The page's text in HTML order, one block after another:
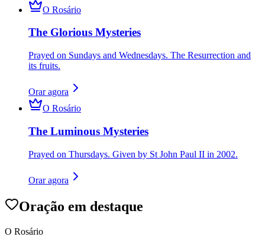
O Rosário
The Glorious Mysteries
Prayed on Sundays and Wednesdays. The Resurrection and
its fruits.
Orar agora
O Rosário
The Luminous Mysteries
Prayed on Thursdays. Given by St John Paul II in 2002.
Orar agora
Oração em destaque
O Rosário